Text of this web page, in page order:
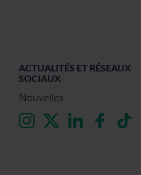
ACTUALITÉS ET RÉSEAUX
SOCIAUX
Nouvelles